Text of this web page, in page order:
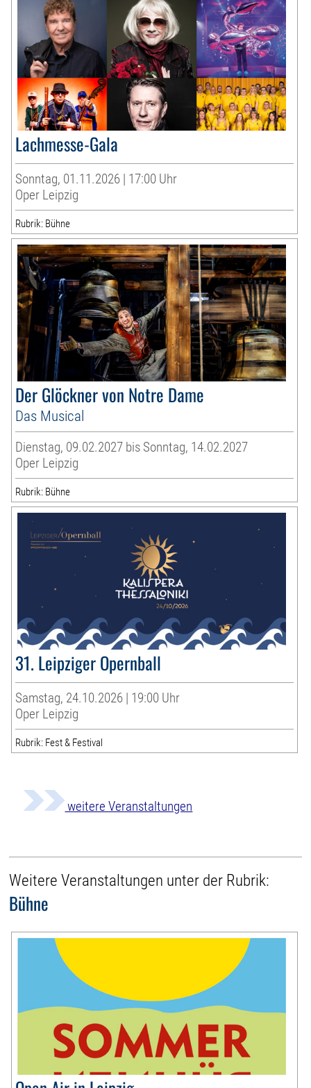
Lachmesse-Gala
Sonntag, 01.11.2026 | 17:00 Uhr
Oper Leipzig
Rubrik: Bühne
Der Glöckner von Notre Dame
Das Musical
Dienstag, 09.02.2027 bis Sonntag, 14.02.2027
Oper Leipzig
Rubrik: Bühne
31. Leipziger Opernball
Samstag, 24.10.2026 | 19:00 Uhr
Oper Leipzig
Rubrik: Fest & Festival
weitere Veranstaltungen
Weitere Veranstaltungen unter der Rubrik:
Bühne